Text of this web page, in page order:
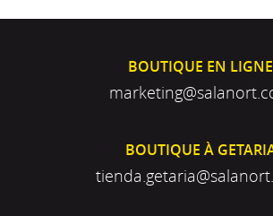
BOUTIQUE EN LIGNE
BOUTIQUE À